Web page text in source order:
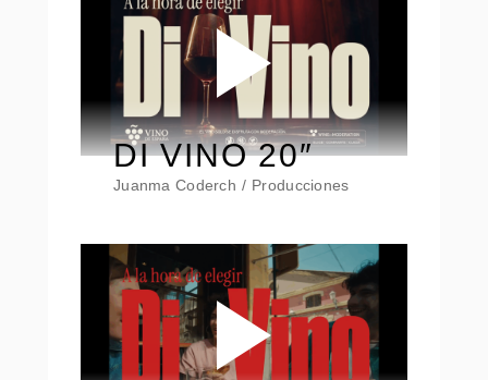
DI VINO 20″
Juanma Coderch Producciones